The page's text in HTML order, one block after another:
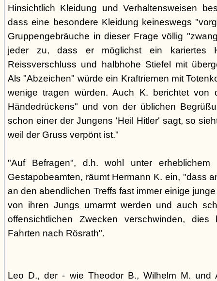
Hinsichtlich Kleidung und Verhaltensweisen
dass eine besondere Kleidung keineswegs
Gruppengebräuche in dieser Frage völlig
jeder zu, dass er möglichst ein kariertes
Reissverschluss und halbhohe Stiefel mit
Als "Abzeichen" würde ein Kraftriemen mit
wenige tragen würden. Auch K. berichtet von
Händedrückens" und von der üblichen
schon einer der Jungens 'Heil Hitler' sagt, so
weil der Gruss verpönt ist."
"Auf Befragen", d.h. wohl unter erheblichem
Gestapobeamten, räumt Hermann K. ein, "dass
an den abendlichen Treffs fast immer einige
von ihren Jungs umarmt werden und auch
offensichtlichen Zwecken verschwinden,
Fahrten nach Rösrath".
Leo D., der - wie Theodor B., Wilhelm M. und